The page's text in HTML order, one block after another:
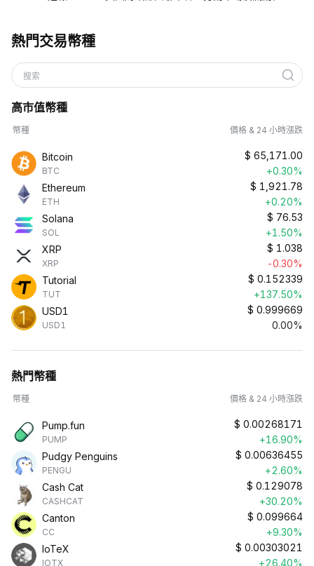
熱門交易幣種
搜索
高市值幣種
幣種 價格 & 24 小時漲跌
Bitcoin
BTC
$ 65,171.00
+0.30%
Ethereum
ETH
$ 1,921.78
+0.20%
Solana
SOL
$ 76.53
+1.50%
XRP
XRP
$ 1.038
-0.30%
Tutorial
TUT
$ 0.152339
+137.50%
USD1
USD1
$ 0.999669
0.00%
熱門幣種
幣種 價格 & 24 小時漲跌
Pump.fun
PUMP
$ 0.00268171
+16.90%
Pudgy Penguins
PENGU
$ 0.00636455
+2.60%
Cash Cat
CASHCAT
$ 0.129078
+30.20%
Canton
CC
$ 0.099664
+9.30%
IoTeX
IOTX
$ 0.00303021
+26.40%